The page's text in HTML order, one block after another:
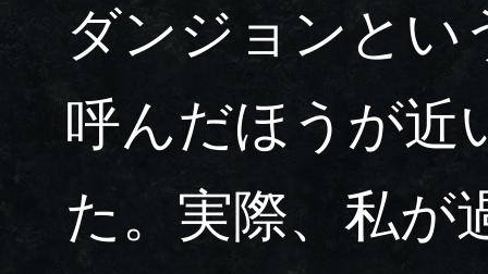
ダンジョンとい
呼んだほうが近
た。実際、私が